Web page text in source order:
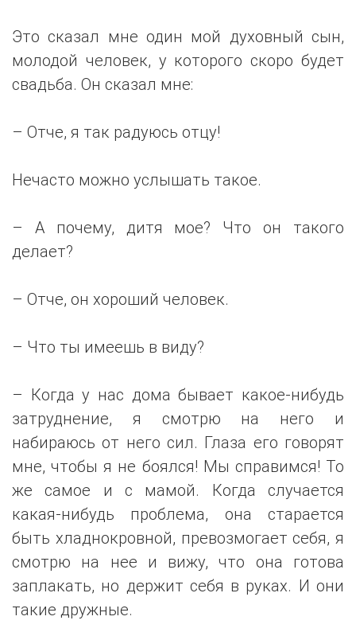
Это сказал мне один мой духовный сын,
молодой человек, у которого скоро будет
свадьба. Он сказал мне:
– Отче, я так радуюсь отцу!
Нечасто можно услышать такое.
– А почему, дитя мое? Что он такого
делает?
– Отче, он хороший человек.
– Что ты имеешь в виду?
– Когда у нас дома бывает какое-нибудь
затруднение, я смотрю на него и
набираюсь от него сил. Глаза его говорят
мне, чтобы я не боялся! Мы справимся! То
же самое и с мамой. Когда случается
какая-нибудь проблема, она старается
быть хладнокровной, превозмогает себя, я
смотрю на нее и вижу, что она готова
заплакать, но держит себя в руках. И они
такие дружные.